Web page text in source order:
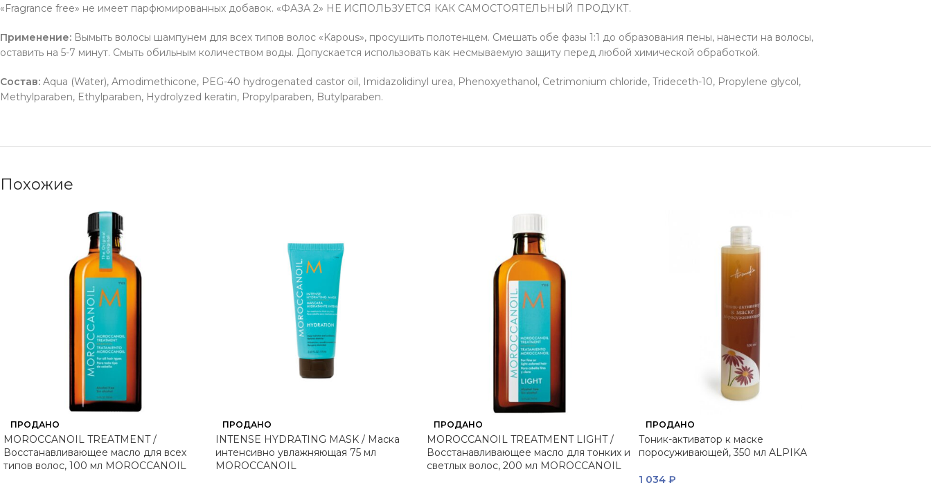
«Fragrance free» не имеет парфюмированных добавок. «ФАЗА 2» НЕ ИСПОЛЬЗУЕТСЯ КАК САМОСТОЯТЕЛЬНЫЙ ПРОДУКТ.
Применение: Вымыть волосы шампунем для всех типов волос «Kapous», просушить полотенцем. Смешать обе фазы 1:1 до образования пены, нанести на волосы,
оставить на 5-7 минут. Смыть обильным количеством воды. Допускается использовать как несмываемую защиту перед любой химической обработкой.
Состав: Aqua (Water), Amodimethicone, PEG-40 hydrogenated castor oil, Imidazolidinyl urea, Phenoxyethanol, Cetrimonium chloride, Trideceth-10, Propylene glycol,
Methylparaben, Ethylparaben, Hydrolyzed keratin, Propylparaben, Butylparaben.
Похожие
ПРОДАНО
MOROCCANOIL TREATMENT /
Восстанавливающее масло для всех
типов волос, 100 мл MOROCCANOIL
ПРОДАНО
INTENSE HYDRATING MASK / Маска
интенсивно увлажняющая 75 мл
MOROCCANOIL
ПРОДАНО
MOROCCANOIL TREATMENT LIGHT /
Восстанавливающее масло для тонких и
светлых волос, 200 мл MOROCCANOIL
ПРОДАНО
Тоник-активатор к маске
поросуживающей, 350 мл ALPIKA
1 034 ₽